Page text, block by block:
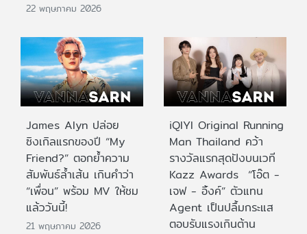
22 พฤษภาคม 2026
James Alyn ปล่อย
ซิงเกิลแรกของปี “My
Friend?” ตอกย้ำความ
สัมพันธ์ล้ำเส้น เกินคำว่า
“เพื่อน” พร้อม MV ให้ชม
แล้ววันนี้!
21 พฤษภาคม 2026
iQIYI Original Running
Man Thailand คว้า
รางวัลแรกสุดปังบนเวที
Kazz Awards “โอ๊ต -
เจฟ - อิ้งค์” ตัวแทน
Agent เป็นปลื้มกระแส
ตอบรับแรงเกินต้าน